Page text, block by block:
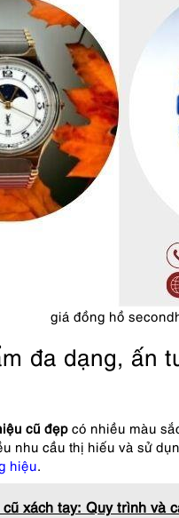
giá đồng hồ
đa dạng, ấn
cũ đẹp có nhiều màu
nhu cầu thị hiếu và sử
hiệu.
xách tay: Quy trình và